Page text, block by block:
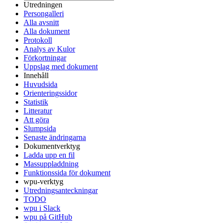
Utredningen
Persongalleri
Alla avsnitt
Alla dokument
Protokoll
Analys av Kulor
Förkortningar
Uppslag med dokument
Innehåll
Huvudsida
Orienteringssidor
Statistik
Litteratur
Att göra
Slumpsida
Senaste ändringarna
Dokumentverktyg
Ladda upp en fil
Massuppladdning
Funktionssida för dokument
wpu-verktyg
Utredningsanteckningar
TODO
wpu i Slack
wpu på GitHub